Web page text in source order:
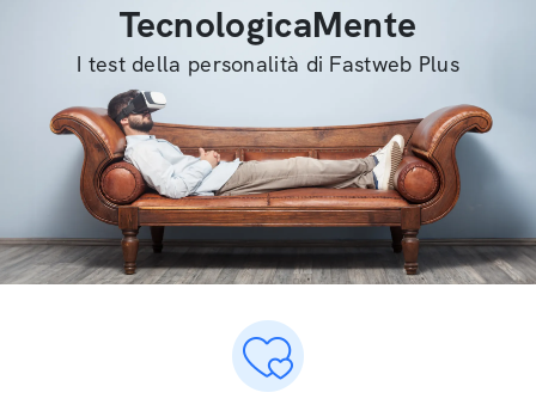
TecnologicaMente
I test della personalità di Fastweb Plus